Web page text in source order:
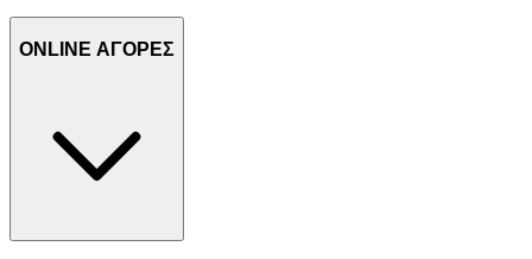
ONLINE ΑΓΟΡΕΣ